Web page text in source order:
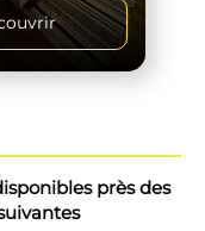
près des